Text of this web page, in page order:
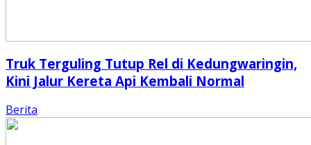
Truk Terguling Tutup Rel di Kedungwaringin,
Kini Jalur Kereta Api Kembali Normal
Berita